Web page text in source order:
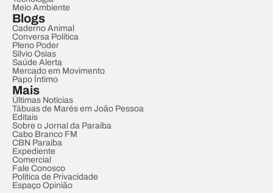
Meio Ambiente
Blogs
Caderno Animal
Conversa Política
Pleno Poder
Sílvio Osias
Saúde Alerta
Mercado em Movimento
Papo Íntimo
Mais
Últimas Notícias
Tábuas de Marés em João Pessoa
Editais
Sobre o Jornal da Paraíba
Cabo Branco FM
CBN Paraíba
Expediente
Comercial
Fale Conosco
Política de Privacidade
Espaço Opinião